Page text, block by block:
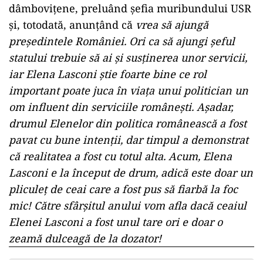
dâmbovițene, preluând șefia muribundului USR
și, totodată, anunțând că vrea să ajungă
președintele României. Ori ca să ajungi șeful
statului trebuie să ai și susținerea unor servicii,
iar Elena Lasconi știe foarte bine ce rol
important poate juca în viața unui politician un
om influent din serviciile românești. Așadar,
drumul Elenelor din politica românească a fost
pavat cu bune intenții, dar timpul a demonstrat
că realitatea a fost cu totul alta. Acum, Elena
Lasconi e la început de drum, adică este doar un
pliculeț de ceai care a fost pus să fiarbă la foc
mic! Către sfârșitul anului vom afla dacă ceaiul
Elenei Lasconi a fost unul tare ori e doar o
zeamă dulceagă de la dozator!